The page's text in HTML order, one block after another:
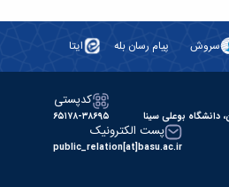
سروش پیام رسان بله ایتا
بوعلی سینا
کدپستی
۶۵۱۷۸-۳۸۶۹۵
پست الکترونیک
public_relation[at]basu.ac.ir